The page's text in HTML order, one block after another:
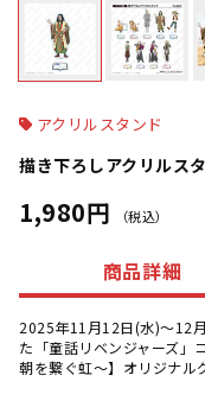
アクリルスタンド
描き下ろしアクリルス
1,980円 （税込）
商品詳細
2025年11月12日(水)～12
た「童話リベンジャーズ」
朝を繋ぐ虹～】オリジナル